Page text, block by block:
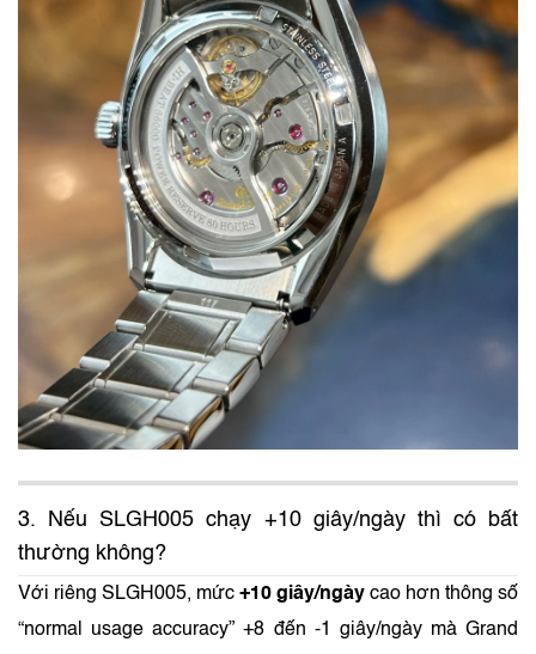
3. Nếu SLGH005 chạy +10 giây/ngày thì có bất
thường không?
Với riêng SLGH005, mức +10 giây/ngày cao hơn thông số
“normal usage accuracy” +8 đến -1 giây/ngày mà Grand